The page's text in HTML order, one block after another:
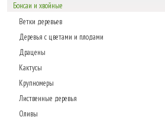
Бонсаи и хвойные
Ветки деревьев
Деревья с цветами и плодами
Драцены
Кактусы
Крупномеры
Лиственные деревья
Оливы